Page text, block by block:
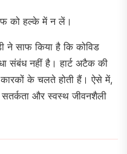
को हल्के में न लें।
ने साफ किया है कि कोविड
संबंध नहीं है। हार्ट अटैक की
कारकों के चलते होती हैं। ऐसे में,
सतर्कता और स्वस्थ जीवनशैली